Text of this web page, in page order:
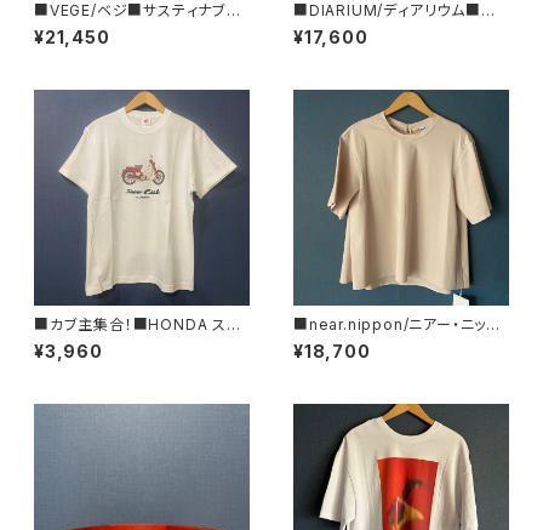
■VEGE/ベジ■サスティナブル
なスニーカーサンダル■スニー
カーの様なサンダル■Bobby
¥21,450
■DIARIUM/ディアリウム■シ
アー・ストライプ・カーディガン■
初秋新作！■MADE IN JAPAN
¥17,600
■カブ主集合！■HONDA スー
パーカブTシャツ■GIFTにもオ
ススメ
¥3,960
■near.nippon/ニアー・ニッポ
ン■フレアーTシャツ#445-24
■MADE IN JAPAN
¥18,700